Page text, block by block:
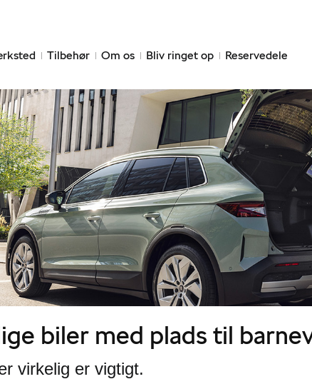
Tilbehør Om os Bliv ringet op Reservedele
biler med plads til
virkelig er vigtigt.